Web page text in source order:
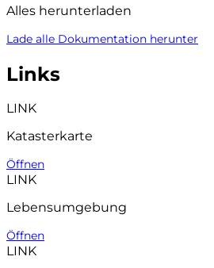
Alles herunterladen
Lade alle Dokumentation herunter
Links
LINK
Katasterkarte
Öffnen
LINK
Lebensumgebung
Öffnen
LINK